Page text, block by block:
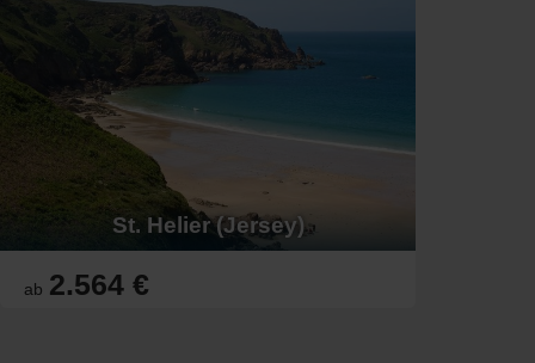
St. Helier (Jersey)
ab 2.564 €